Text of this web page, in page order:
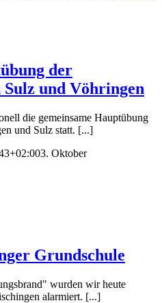
der
und Vöhringen
die gemeinsame Hauptübung
und Sulz statt. [...]
3. Oktober
Grundschule
wurden wir heute
alarmiert. [...]